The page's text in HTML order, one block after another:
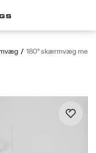
/ 180° skærmvæg med